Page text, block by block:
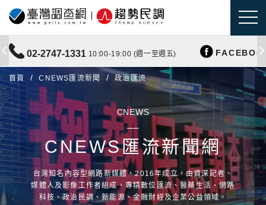
02-2747-1331 10:00-19:00 (週一至週五)
首頁 CNEWS匯流新聞 政治匯流
CNEWS
CNEWS匯流新聞網
台灣知名內容型網路新媒體，2016年成立，由資深記者、
媒體人及影像工作者組成，專精數位匯流、醫藥生活、網路
科技、政治民調、新能源、金融財經及企業公益領域。